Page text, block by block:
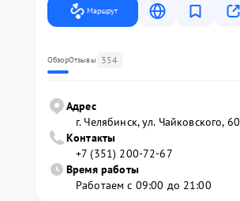
Маршрут
ОбзорОтзывы 354
Адрес
г. Челябинск, ул. Чайковского, 60
Контакты
+7 (351) 200-72-67
Время работы
Работаем с 09:00 до 21:00